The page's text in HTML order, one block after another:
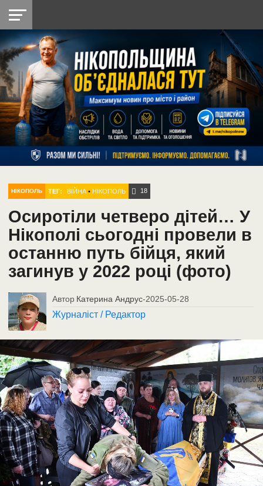
НІКОПОЛЬ
РАЙОН
СІЧЕСЛАВСЬКА
УКРАЇНА
РЕТРО
НІКОПОЛЬ
ЛАЙТ
УКРАЇНА
ДОПОМОГА
РАДІО
НІКОПОЛЬ ТЕГ: ВІЙНА •НІКОПОЛЬ 18
Осиротіли четверо дітей… У
Нікополі сьогодні провели в
останню путь бійця, який
загинув у 2022 році (фото)
Автор Катерина Андрус-2025-05-28
Журналіст / Редактор